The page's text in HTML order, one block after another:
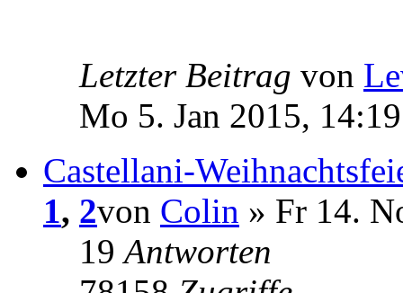
Letzter Beitrag von
Mo 5. Jan 2015, 14:19
Castellani-
1, 2von Colin » Fr 14.
19Antworten